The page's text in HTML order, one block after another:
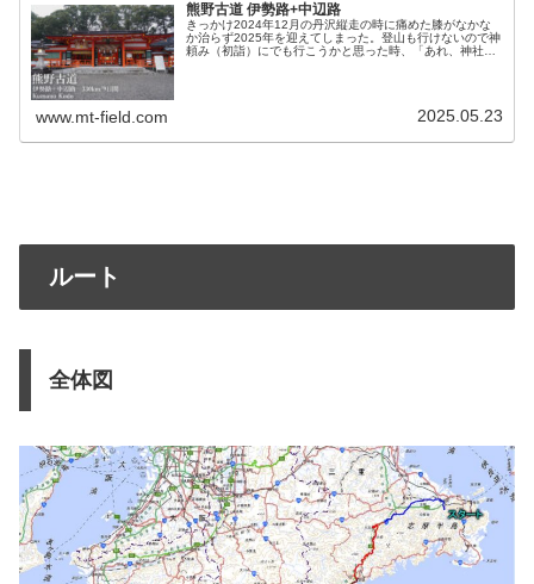
熊野古道 伊勢路+中辺路
きっかけ2024年12月の丹沢縦走の時に痛めた膝がなかな
か治らず2025年を迎えてしまった。登山も行けないので神
頼み（初詣）にでも行こうかと思った時、「あれ、神社に
www.mt-field.com 2025.05.23
ルート
全体図